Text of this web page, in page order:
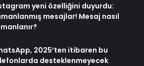
yeni özelliğini duyurdu:
mesajlar! Mesaj nasıl
2025’ten itibaren bu
desteklenmeyecek